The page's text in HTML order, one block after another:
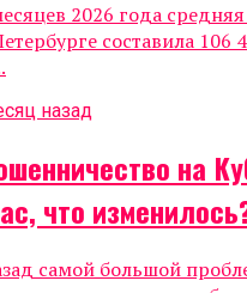
2026 года
составила 106
назад
на
что
самой большой